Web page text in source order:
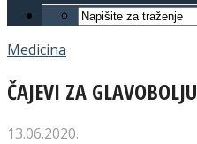
Medicina
ČAJEVI ZA GLAVOBOLJU
13.06.2020.